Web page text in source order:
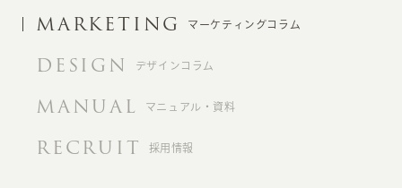
MARKETING マーケティングコラム
DESIGN デザインコラム
MANUAL マニュアル・資料
RECRUIT 採用情報